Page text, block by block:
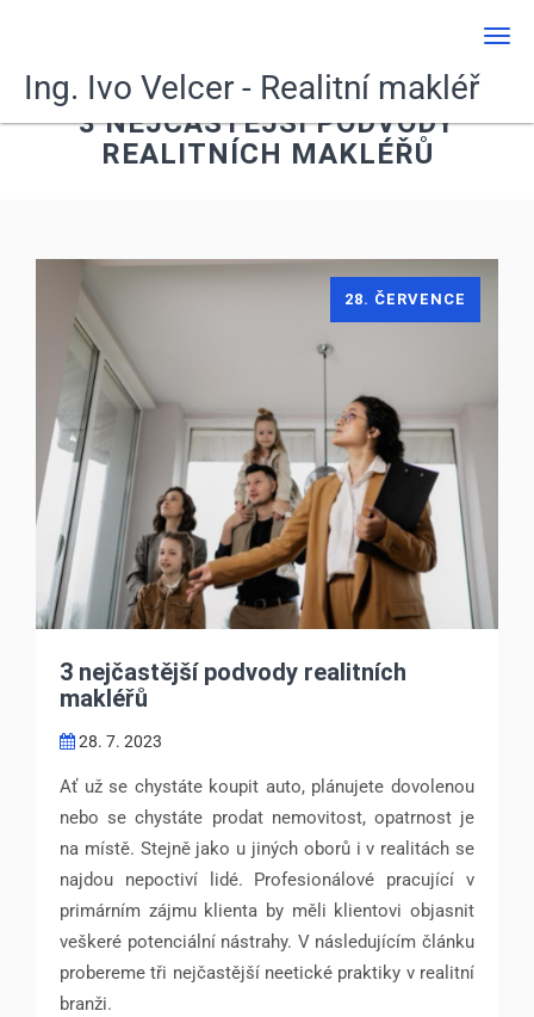
Ing. Ivo Velcer - Realitní makléř
3 NEJČASTĚJŠÍ PODVODY
REALITNÍCH MAKLÉŘŮ
3 nejčastější podvody realitních
makléřů
28. 7. 2023
28. ČERVENCE
Ať už se chystáte koupit auto, plánujete dovolenou
nebo se chystáte prodat nemovitost, opatrnost je
na místě. Stejně jako u jiných oborů i v realitách se
najdou nepoctiví lidé. Profesionálové pracující v
primárním zájmu klienta by měli klientovi objasnit
veškeré potenciální nástrahy. V následujícím článku
probereme tři nejčastější neetické praktiky v realitní
branži.